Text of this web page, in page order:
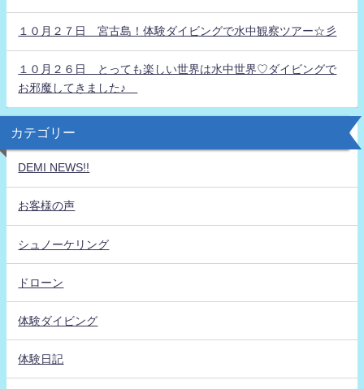
１０月２７日 宮古島！体験ダイビングで水中観察ツアー☆彡
１０月２６日 とっても楽しい世界は水中世界♡ダイビングで
お邪魔してきました♪
カテゴリー
DEMI NEWS!!
お客様の声
シュノーケリング
ドローン
体験ダイビング
体験日記